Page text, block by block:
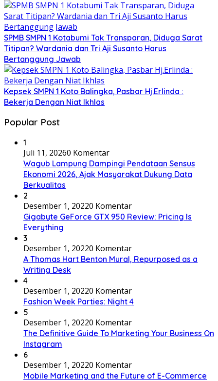
SPMB SMPN 1 Kotabumi Tak Transparan, Diduga Sarat
Titipan? Wardania dan Tri Aji Susanto Harus
Bertanggung Jawab
Kepsek SMPN 1 Koto Balingka, Pasbar Hj.Erlinda :
Bekerja Dengan Niat Ikhlas
Popular Post
1
Juli 11, 20260 Komentar
Wagub Lampung Dampingi Pendataan Sensus
Ekonomi 2026, Ajak Masyarakat Dukung Data
Berkualitas
2
Desember 1, 20220 Komentar
Gigabyte GeForce GTX 950 Review: Pricing Is
Everything
3
Desember 1, 20220 Komentar
A Thomas Hart Benton Mural, Repurposed as a
Writing Desk
4
Desember 1, 20220 Komentar
Fashion Week Parties: Night 4
5
Desember 1, 20220 Komentar
The Definitive Guide To Marketing Your Business On
Instagram
6
Desember 1, 20220 Komentar
Mobile Marketing and the Future of E-Commerce